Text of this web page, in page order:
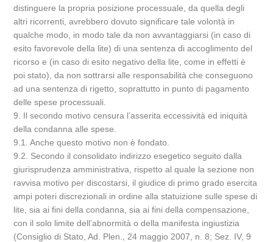
distinguere la propria posizione processuale, da quella degli
altri ricorrenti, avrebbero dovuto significare tale volontà in
qualche modo, in modo tale da non avvantaggiarsi (in caso di
esito favorevole della lite) di una sentenza di accoglimento del
ricorso e (in caso di esito negativo della lite, come in effetti è
poi stato), da non sottrarsi alle responsabilità che conseguono
ad una sentenza di rigetto, soprattutto in punto di pagamento
delle spese processuali.
9. Il secondo motivo censura l’asserita eccessività ed iniquità
della condanna alle spese.
9.1. Anche questo motivo non è fondato.
9.2. Secondo il consolidato indirizzo esegetico seguito dalla
giurisprudenza amministrativa, rispetto al quale la sezione non
ravvisa motivo per discostarsi, il giudice di primo grado esercita
ampi poteri discrezionali in ordine alla statuizione sulle spese di
lite, sia ai fini della condanna, sia ai fini della compensazione,
con il solo limite dell’abnormità o della manifesta ingiustizia
(Consiglio di Stato, Ad. Plen., 24 maggio 2007, n. 8; Sez. IV, 9